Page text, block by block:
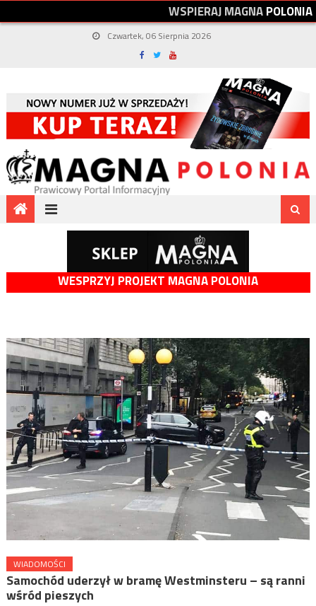
WSPIERAJMAGNAPOLONIA
Czwartek, 06 Sierpnia 2026
WESPRZYJ PROJEKT MAGNA POLONIA
WIADOMOŚCI
Samochód uderzył w bramę Westminsteru – są ranni
wśród pieszych